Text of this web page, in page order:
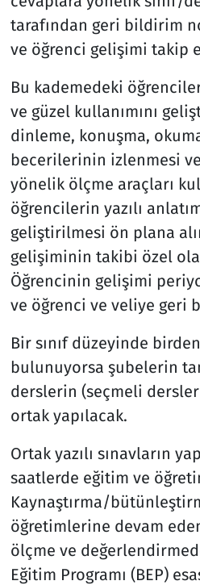
tarafından geri bildirim
ve öğrenci gelişimi takip
Bu kademedeki
ve güzel kullanımını
dinleme, konuşma,
becerilerinin izlenmesi
yönelik ölçme araçları
öğrencilerin yazılı
geliştirilmesi ön plana
gelişiminin takibi özel
Öğrencinin gelişimi
ve öğrenci ve veliye geri
Bir sınıf düzeyinde
bulunuyorsa şubelerin
derslerin (seçmeli dersler
ortak yapılacak.
Ortak yazılı sınavların
saatlerde eğitim ve
Kaynaştırma/
öğretimlerine devam
ölçme ve
Eğitim Programı (BEP)